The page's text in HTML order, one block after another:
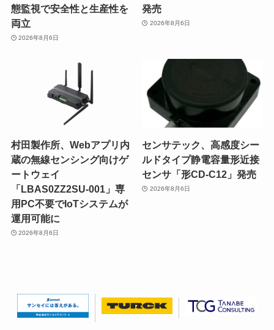
態監視で安全性と生産性を
両立
2026年8月6日
発売
2026年8月6日
村田製作所、Webアプリ内
蔵の無線センシング向けゲ
ートウェイ
「LBAS0ZZ2SU-001」専
用PC不要でIoTシステムが
運用可能に
2026年8月6日
センサテック、高感度シー
ルドタイプ静電容量形近接
センサ「形CD-C12」発売
2026年8月6日